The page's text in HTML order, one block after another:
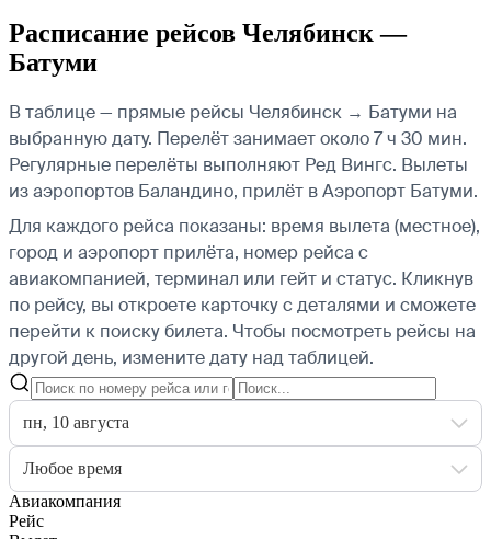
Расписание рейсов Челябинск —
Батуми
В таблице — прямые рейсы Челябинск → Батуми на
выбранную дату. Перелёт занимает около 7 ч 30 мин.
Регулярные перелёты выполняют Ред Вингс. Вылеты
из аэропортов Баландино, прилёт в Аэропорт Батуми.
Для каждого рейса показаны: время вылета (местное),
город и аэропорт прилёта, номер рейса с
авиакомпанией, терминал или гейт и статус. Кликнув
по рейсу, вы откроете карточку с деталями и сможете
перейти к поиску билета. Чтобы посмотреть рейсы на
другой день, измените дату над таблицей.
пн, 10 августа
Любое время
Авиакомпания
Рейс